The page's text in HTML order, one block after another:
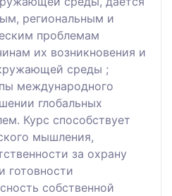
региональным и
проблемам
их возникновения и
среды ;
международного
глобальных
Курс способствует
мышления,
за охрану
собственной